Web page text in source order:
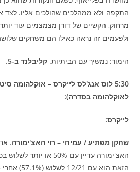
התקפה ולא ממהלכים שהולכים אליו. לצד
מרחוק, הקשיים של דורן מצמצמים עוד
ולפעמים זה נראה כאילו הם משחקים
הימור: נמשיך עם הביתיות.קליבלנד ב-5 .
לאוקלהומה בסדרה):
לייקרס:
שחקן מפתיע / עמיחי – רוי האצ'ימורה
האצ'ימורה עדיין עם 50%